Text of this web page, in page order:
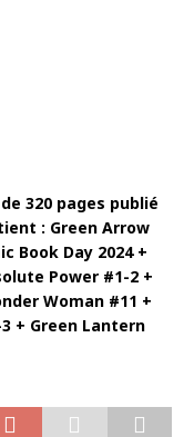
320 pages publié
: Green Arrow
Book Day 2024 +
Power #1-2 +
Woman #11 +
+ Green Lantern